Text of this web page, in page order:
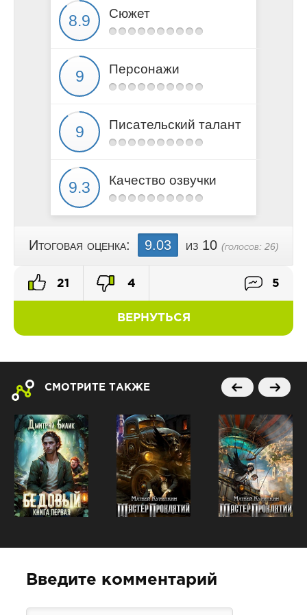
Сюжет
Персонажи
Писательский талант
Качество озвучки
Итоговая оценка: 9.03 из 10 (голосов: 26)
ВЕРНУТЬСЯ
21 4 5
СМОТРИТЕ ТАКЖЕ
Введите комментарий